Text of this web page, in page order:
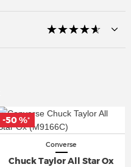
☆☆☆☆☆
★★★★★
Converse
Chuck Taylor All Star Ox
-50 %*
-50 %*